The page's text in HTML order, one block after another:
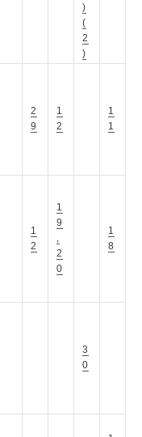
)
(
2
)
2
9
1
2
1
1
1
2
1
9
,
2
0
1
8
3
0